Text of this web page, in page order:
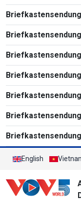
English